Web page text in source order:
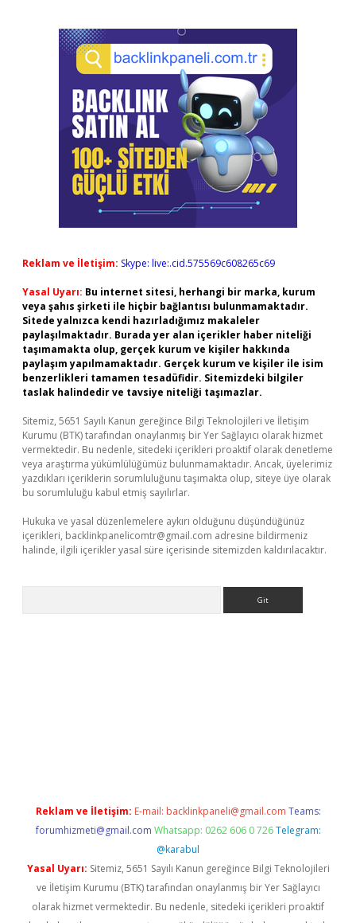
Reklam ve İletişim: Skype: live:.cid.575569c608265c69
Yasal Uyarı: Bu internet sitesi, herhangi bir marka, kurum
veya şahıs şirketi ile hiçbir bağlantısı bulunmamaktadır.
Sitede yalnızca kendi hazırladığımız makaleler
paylaşılmaktadır. Burada yer alan içerikler haber niteliği
taşımamakta olup, gerçek kurum ve kişiler hakkında
paylaşım yapılmamaktadır. Gerçek kurum ve kişiler ile isim
benzerlikleri tamamen tesadüfidir. Sitemizdeki bilgiler
taslak halindedir ve tavsiye niteliği taşımazlar.
Sitemiz, 5651 Sayılı Kanun gereğince Bilgi Teknolojileri ve İletişim
Kurumu (BTK) tarafından onaylanmış bir Yer Sağlayıcı olarak hizmet
vermektedir. Bu nedenle, sitedeki içerikleri proaktif olarak denetleme
veya araştırma yükümlülüğümüz bulunmamaktadır. Ancak, üyelerimiz
yazdıkları içeriklerin sorumluluğunu taşımakta olup, siteye üye olarak
bu sorumluluğu kabul etmiş sayılırlar.
Hukuka ve yasal düzenlemelere aykırı olduğunu düşündüğünüz
içerikleri, backlinkpanelicomtr@gmail.com adresine bildirmeniz
halinde, ilgili içerikler yasal süre içerisinde sitemizden kaldırılacaktır.
Reklam ve İletişim: E-mail: backlinkpaneli@gmail.com Teams:
forumhizmeti@gmail.com Whatsapp: 0262 606 0 726 Telegram:
@karabul
Yasal Uyarı: Sitemiz, 5651 Sayılı Kanun gereğince Bilgi Teknolojileri
ve İletişim Kurumu (BTK) tarafından onaylanmış bir Yer Sağlayıcı
olarak hizmet vermektedir. Bu nedenle, sitedeki içerikleri proaktif